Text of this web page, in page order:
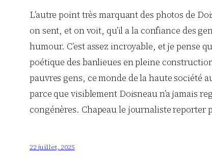
L’autre point très marquant des photos de
on sent, et on voit, qu’il a la confiance des
humour. C’est assez incroyable, et je pense
poétique des banlieues en pleine
pauvres gens, ce monde de la haute
parce que visiblement Doisneau n’a jamais
congénères. Chapeau le journaliste reporter
22 juillet, 2025